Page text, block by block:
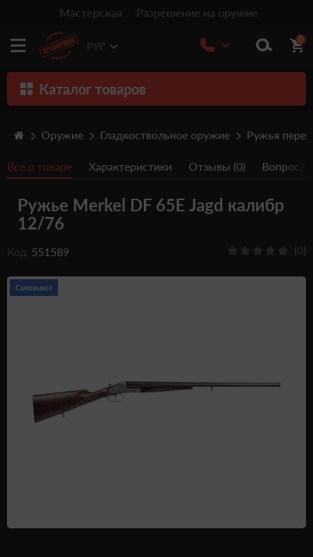
Мастерская Разрешение на оружие
РУС
0
Каталог товаров
Травматическое оружие
Пистолеты
Оптика
Тюнинг
Аксессуары
Подарочные Сертификати
Оружие Гладкоствольное оружие Ружья
Все о товаре Характеристики Отзывы (0) Вопрос/
Ружье Merkel DF 65Е Jagd калибр
12/76
Код 551589 (0)
Самовывоз